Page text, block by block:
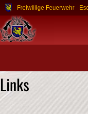
Freiwillige Feuerwehr -
Links